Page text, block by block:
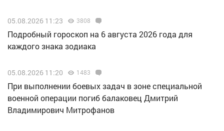
05.08.2026 11:23 3808
Подробный гороскоп на 6 августа 2026 года для
каждого знака зодиака
05.08.2026 11:20 1483
При выполнении боевых задач в зоне специальной
военной операции погиб балаковец Дмитрий
Владимирович Митрофанов